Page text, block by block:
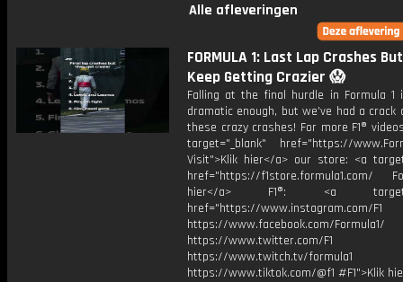
Alle afleveringen
FORMULA 1: Last Lap Crashes
Keep Getting Crazier 😱
Falling at the final hurdle in Formula 1
dramatic enough, but we've had a crack
these crazy crashes! For more F1®
target="_blank" href="https://
Visit">Klik hier</a> our store: <a
href="https://f1store.formula1.com/
hier</a> F1®: <a
href="https://www.instagram.com/F1
https://www.facebook.com/Formula1/
https://www.twitter.com/F1
https://www.twitch.tv/formula1
https://www.tiktok.com/@f1 #F1">Klik